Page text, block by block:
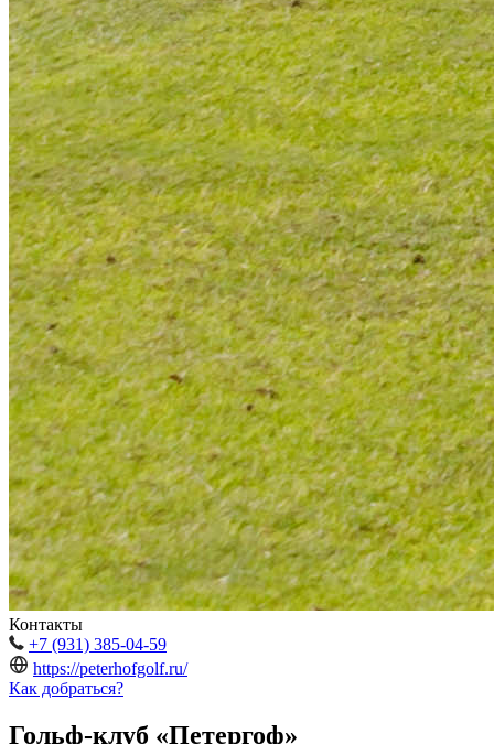
Контакты
+7 (931) 385-04-59
https://peterhofgolf.ru/
Как добраться?
Гольф-клуб «Петергоф»